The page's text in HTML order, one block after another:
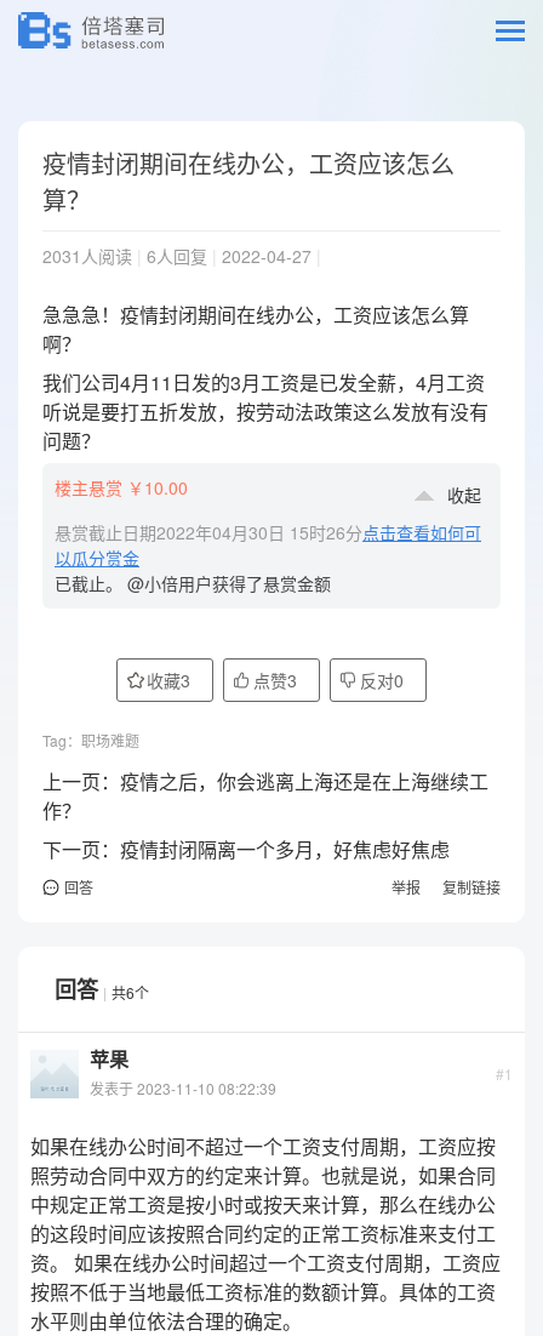
疫情封闭期间在线办公，工资应该怎么
算？
2031人阅读 6人回复 2022-04-27
急急急！疫情封闭期间在线办公，工资应该怎么算
啊？
我们公司4月11日发的3月工资是已发全薪，4月工资
听说是要打五折发放，按劳动法政策这么发放有没有
问题？
收起
楼主悬赏 ￥10.00
悬赏截止日期2022年04月30日 15时26分点击查看如何可
以瓜分赏金
已截止。 @小倍用户获得了悬赏金额
收藏3 点赞3 反对0
Tag： 职场难题
上一页： 疫情之后，你会逃离上海还是在上海继续工
作？
下一页： 疫情封闭隔离一个多月，好焦虑好焦虑
回答 举报 复制链接
回答 共6个
#1
苹果
发表于 2023-11-10 08:22:39
如果在线办公时间不超过一个工资支付周期，工资应按
照劳动合同中双方的约定来计算。也就是说，如果合同
中规定正常工资是按小时或按天来计算，那么在线办公
的这段时间应该按照合同约定的正常工资标准来支付工
资。 如果在线办公时间超过一个工资支付周期，工资应
按照不低于当地最低工资标准的数额计算。具体的工资
水平则由单位依法合理的确定。